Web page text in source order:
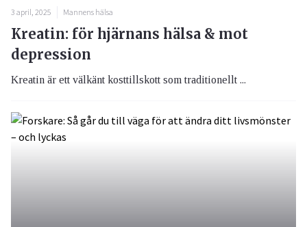
3 april, 2025 Mannens hälsa
Kreatin: för hjärnans hälsa & mot
depression
Kreatin är ett välkänt kosttillskott som traditionellt ...